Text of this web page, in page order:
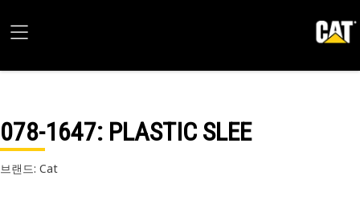
078-1647: PLASTIC SLEE
브랜드: Cat